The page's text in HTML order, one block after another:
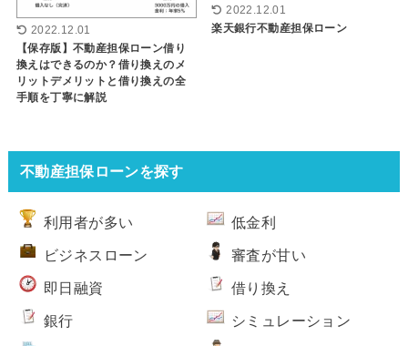
2022.12.01
【保存版】不動産担保ローン借り
換えはできるのか？借り換えのメ
リットデメリットと借り換えの全
手順を丁寧に解説
2022.12.01
楽天銀行不動産担保ローン
不動産担保ローンを探す
利用者が多い 低金利
ビジネスローン 審査が甘い
即日融資 借り換え
銀行 シミュレーション